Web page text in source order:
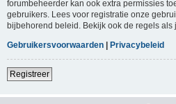
forumbeheerder kan ook extra permissies
gebruikers. Lees voor registratie onze
bijbehorend beleid. Bekijk ook de regels als
Gebruikersvoorwaarden | Privacybeleid
Registreer